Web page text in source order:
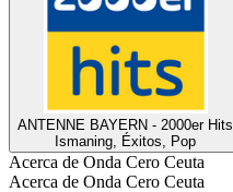
ANTENNE BAYERN - 2000er Hits
Ismaning, Éxitos, Pop
Acerca de Onda Cero Ceuta
Acerca de Onda Cero Ceuta